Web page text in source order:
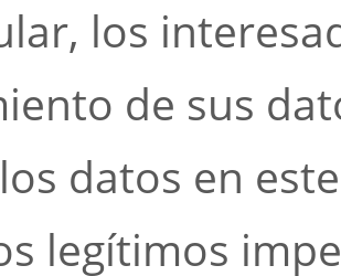
los
de sus
datos en
legítimos